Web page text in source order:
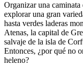
Organizar una
explorar una gran
hasta verdes laderas
Atenas, la capital de
salvaje de la isla de
Entonces, ¿por qué no
heleno?